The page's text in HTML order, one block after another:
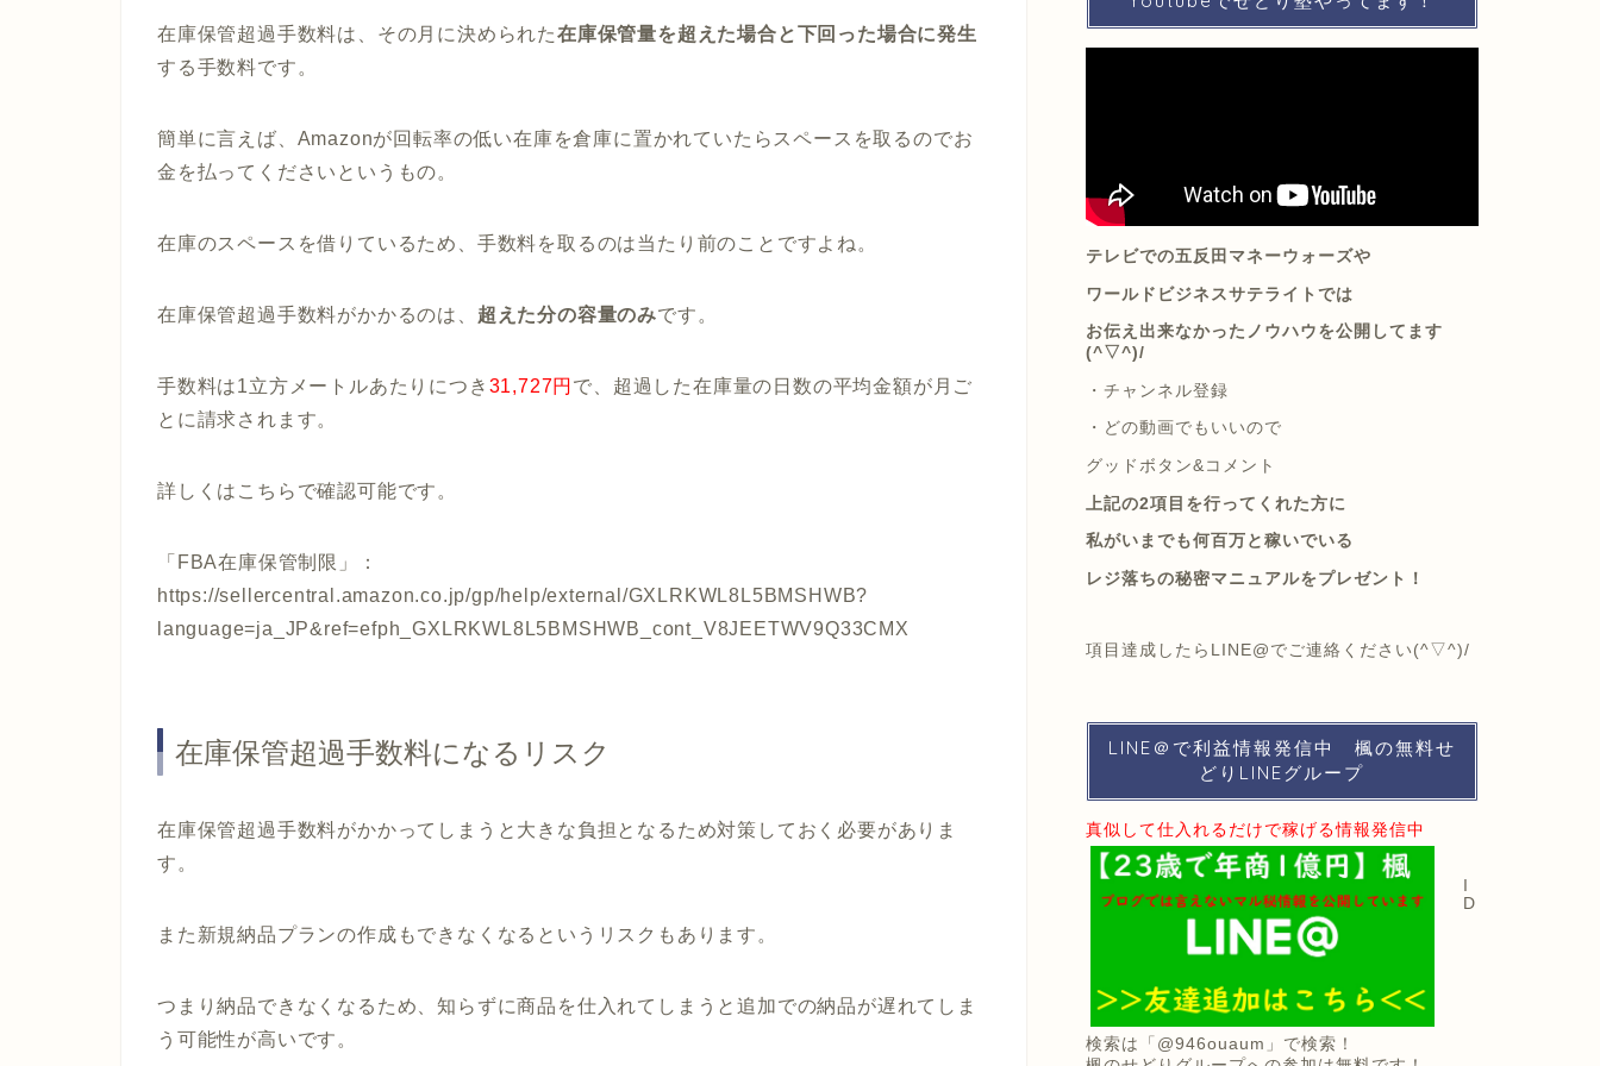
在庫保管超過手数料は、その月に決められた在庫保管量を超えた場合と下回った場合に発生
する手数料です。
簡単に言えば、Amazonが回転率の低い在庫を倉庫に置かれていたらスペースを取るのでお
金を払ってくださいというもの。
在庫のスペースを借りているため、手数料を取るのは当たり前のことですよね。
在庫保管超過手数料がかかるのは、 超えた分の容量のみです。
手数料は1立方メートルあたりにつき 31,727円 で、超過した在庫量の日数の平均金額が月ご
とに請求されます。
詳しくはこちらで確認可能です。
「FBA在庫保管制限」：
https://sellercentral.amazon.co.jp/gp/help/external/GXLRKWL8L5BMSHWB?
language=ja_JP&ref=efph_GXLRKWL8L5BMSHWB_cont_V8JEETWV9Q33CMX
在庫保管超過手数料になるリスク
在庫保管超過手数料がかかってしまうと大きな負担となるため対策しておく必要がありま
す。
また新規納品プランの作成もできなくなるというリスクもあります。
つまり納品できなくなるため、知らずに商品を仕入れてしまうと追加での納品が遅れてしま
う可能性が高いです。
テレビでの五反田マネーウォーズや
ワールドビジネスサテライトでは
お伝え出来なかったノウハウを公開してます
(^▽^)/
・ チャンネル登録
・ どの動画でもいいので
グッドボタン&コメント
上記の2項目を行ってくれた方に
私がいまでも何百万と稼いでいる
レジ落ちの秘密マニュアルをプレゼント！
項目達成したらLINE@でご連絡ください(^▽^)/
LINE＠で利益情報発信中 楓の無料せ
どりLINEグループ
真似して仕入れるだけで稼げる情報発信中
D
検索は
「@946ouaum」で検索！